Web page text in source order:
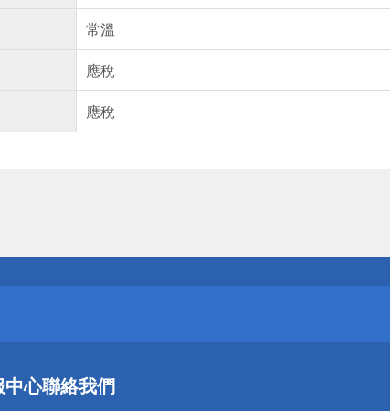
常溫
應稅
應稅
心！
心！
中心聯絡我們